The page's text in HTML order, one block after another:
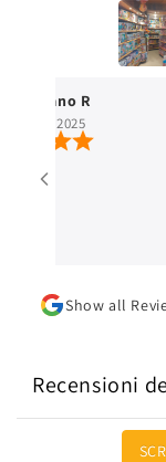
Stefano R
ott 4, 2025
Show all
Recensioni